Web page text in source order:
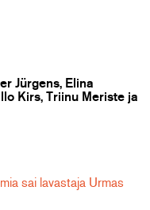
Jürgens, Elina
Kirs, Triinu Meriste ja
sai lavastaja Urmas